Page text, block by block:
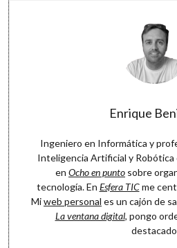
Enrique
Ingeniero en Informática y
Inteligencia Artificial y Robótica
en Ocho en punto sobre
tecnología. En Esfera TICme
Miweb personal es un cajón de
La ventana digital, pongo